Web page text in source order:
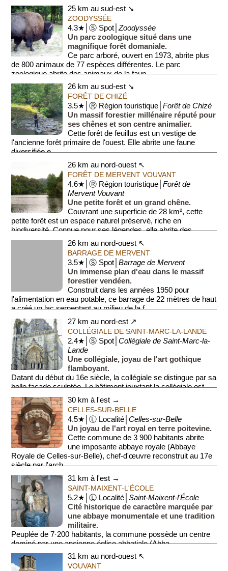
25 km au sud-est ↘
ZOODYSSÉE
4.3★│Ⓢ Spot│Zoodyssée
Un parc zoologique situé dans une
magnifique forêt domaniale.
Ce parc arboré, ouvert en 1973, abrite plus
de 800 animaux de 77 espèces différentes. Le parc
zoologique abrite des animaux de la faun...
26 km au sud-est ↘
FORÊT DE CHIZÉ
3.5★│Ⓡ Région touristique│Forêt de Chizé
Un massif forestier millénaire réputé pour
ses chênes et son centre animalier.
Cette forêt de feuillus est un vestige de
l'ancienne forêt primaire de l'ouest. Elle abrite une faune
diversifiée e...
26 km au nord-ouest ↖
FORÊT DE MERVENT VOUVANT
4.6★│Ⓡ Région touristique│Forêt de
Mervent Vouvant
Une petite forêt et un grand chêne.
Couvrant une superficie de 28 km², cette
petite forêt est un espace naturel préservé, riche en
biodiversité. Connue pour ses légendes, elle abrite des
sentiers ...
26 km au nord-ouest ↖
BARRAGE DE MERVENT
3.5★│Ⓢ Spot│Barrage de Mervent
Un immense plan d'eau dans le massif
forestier vendéen.
Construit dans les années 1950 pour
l'alimentation en eau potable, ce barrage de 22 mètres de haut
a créé un lac serpentant au milieu de la f...
27 km au nord-est ↗
COLLÉGIALE DE SAINT-MARC-LA-LANDE
2.4★│Ⓢ Spot│Collégiale de Saint-Marc-la-
Lande
Une collégiale, joyau de l'art gothique
flamboyant.
Datant du début du 16e siècle, la collégiale se distingue par sa
belle façade sculptée. Le bâtiment jouxtant la collégiale est
une ancienne comma...30 km à l'est →
CELLES-SUR-BELLE
4.5★│Ⓛ Localité│Celles-sur-Belle
Un joyau de l'art royal en terre poitevine.
Cette commune de 3 900 habitants abrite
une imposante abbaye royale (Abbaye
Royale de Celles-sur-Belle), chef-d'œuvre reconstruit au 17e
siècle par l'arch...
31 km à l'est →
SAINT-MAIXENT-L'ÉCOLE
5.2★│Ⓛ Localité│Saint-Maixent-l'École
Cité historique de caractère marquée par
une abbaye monumentale et une tradition
militaire.
Peuplée de 7·200 habitants, la commune possède un centre
dominé par une ancienne église abbatiale (Abba...
31 km au nord-ouest ↖
VOUVANT